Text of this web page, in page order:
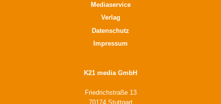
Mediaservice
Verlag
Datenschutz
Impressum
K21 media GmbH
Friedrichstraße 13
70174 Stuttgart